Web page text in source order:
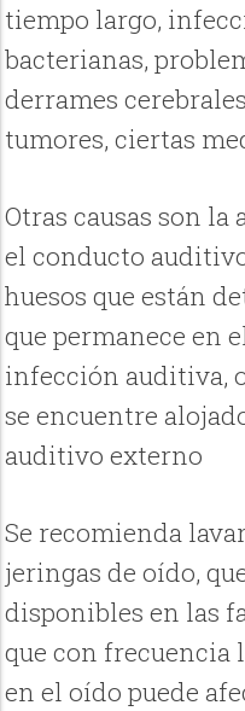
tiempo largo,
bacterianas,
derrames
tumores, ciertas
Otras causas son
el conducto
huesos que están
que permanece en
infección auditiva,
se encuentre
auditivo externo
Se recomienda
jeringas de oído,
disponibles en las
que con frecuencia
en el oído puede